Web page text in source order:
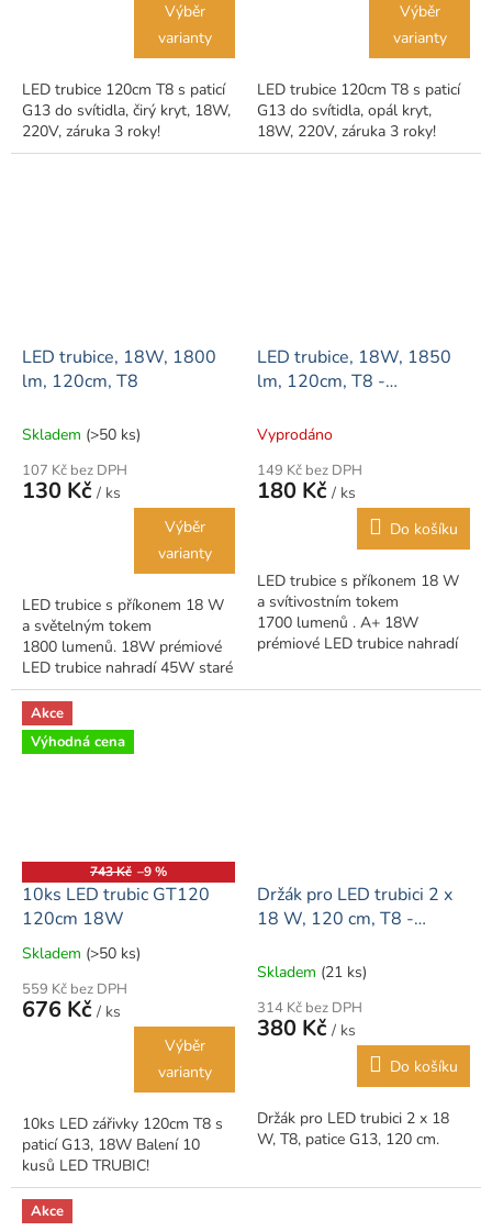
Výběr
varianty
LED trubice 120cm T8 s paticí
G13 do svítidla, čirý kryt, 18W,
220V, záruka 3 roky!
Výběr
varianty
LED trubice 120cm T8 s paticí
G13 do svítidla, opál kryt,
18W, 220V, záruka 3 roky!
LED trubice, 18W, 1800
lm, 120cm, T8
Skladem (>50 ks)
107 Kč bez DPH
130 Kč / ks
Výběr
varianty
LED trubice s příkonem 18 W
a světelným tokem
1800 lumenů. 18W prémiové
LED trubice nahradí 45W staré
trubice - žádné blikání,
okamžité rozsvícení.
LED trubice, 18W, 1850
lm, 120cm, T8 -
Vyprodáno
149 Kč bez DPH
180 Kč / ks
Do košíku
LED trubice s příkonem 18 W
a svítivostním tokem
1700 lumenů . A+ 18W
prémiové LED trubice nahradí
blikání, okamžité rozsvícení.
Akce
Výhodná cena
743 Kč –9 %
10ks LED trubic GT120
120cm 18W
Průměrné
hodnocení
produktu
je
Skladem (>50 ks)
559 Kč bez DPH
676 Kč / ks
Výběr
varianty
10ks LED zářivky 120cm T8 s
paticí G13, 18W Balení 10
kusů LED TRUBIC!
Držák pro LED trubici 2 x
18 W, 120 cm, T8 -
Skladem (21 ks)
314 Kč bez DPH
380 Kč / ks
Do košíku
Držák pro LED trubici 2 x 18
W, T8, patice G13, 120 cm.
Akce